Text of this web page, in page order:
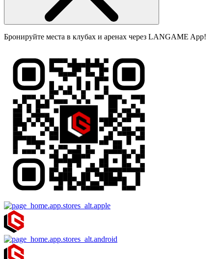
Бронируйте места в клубах и аренах через LANGAME App!